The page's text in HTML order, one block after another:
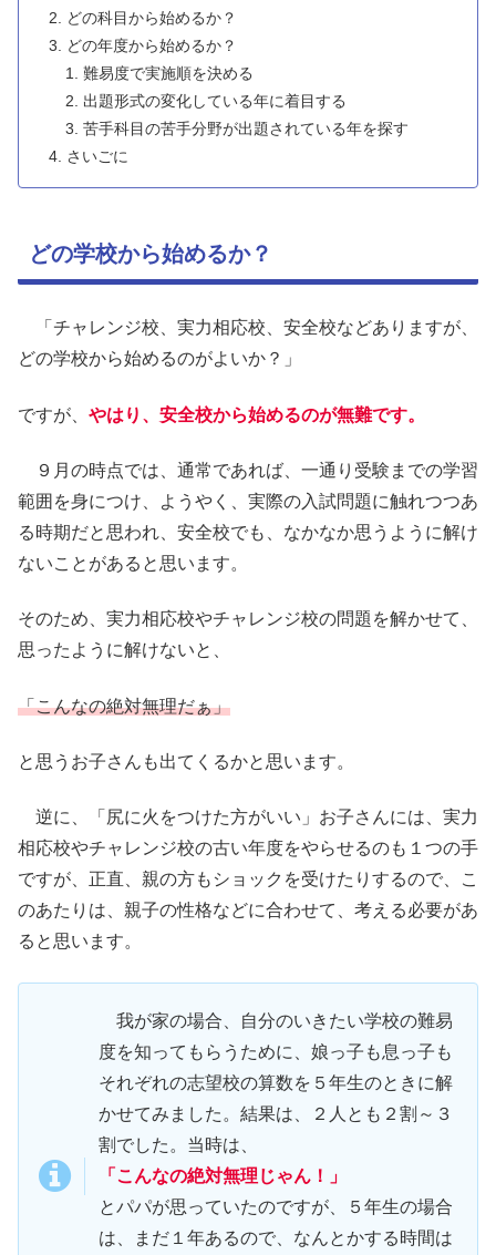
どの科目から始めるか？
どの年度から始めるか？
難易度で実施順を決める
出題形式の変化している年に着目する
苦手科目の苦手分野が出題されている年を探す
さいごに
どの学校から始めるか？
「チャレンジ校、実力相応校、安全校などありますが、
どの学校から始めるのがよいか？」
ですが、 やはり、安全校から始めるのが無難です。
９月の時点では、通常であれば、一通り受験までの学習
範囲を身につけ、ようやく、実際の入試問題に触れつつあ
る時期だと思われ、安全校でも、なかなか思うように解け
ないことがあると思います。
そのため、実力相応校やチャレンジ校の問題を解かせて、
思ったように解けないと、
「こんなの絶対無理だぁ」
と思うお子さんも出てくるかと思います。
逆に、「尻に火をつけた方がいい」お子さんには、実力
相応校やチャレンジ校の古い年度をやらせるのも１つの手
ですが、正直、親の方もショックを受けたりするので、こ
のあたりは、親子の性格などに合わせて、考える必要があ
ると思います。
我が家の場合、自分のいきたい学校の難易
度を知ってもらうために、娘っ子も息っ子も
それぞれの志望校の算数を５年生のときに解
かせてみました。結果は、２人とも２割～３
割でした。当時は、
「こんなの絶対無理じゃん！」
とパパが思っていたのですが、５年生の場合
は、まだ１年あるので、なんとかする時間は